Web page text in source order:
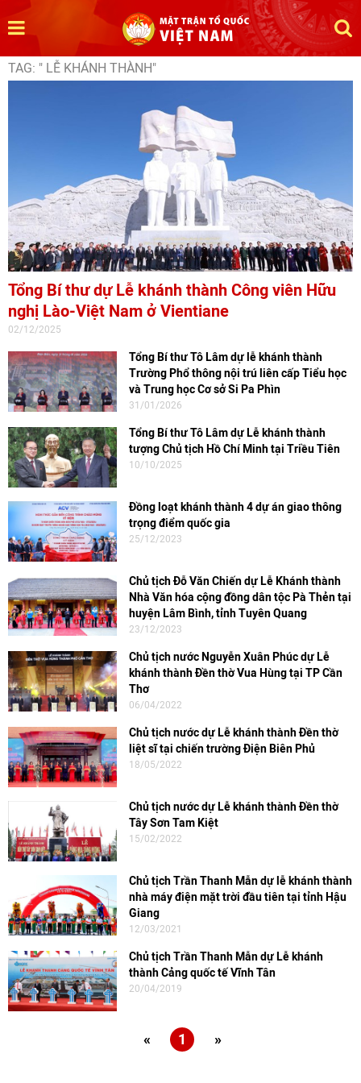
TAG: " LỄ KHÁNH THÀNH"
Tổng Bí thư dự Lễ khánh thành Công viên Hữu
nghị Lào-Việt Nam ở Vientiane
02/12/2025
Tổng Bí thư Tô Lâm dự lễ khánh thành
Trường Phổ thông nội trú liên cấp Tiểu học
và Trung học Cơ sở Si Pa Phìn
31/01/2026
Tổng Bí thư Tô Lâm dự Lễ khánh thành
tượng Chủ tịch Hồ Chí Minh tại Triều Tiên
10/10/2025
Đồng loạt khánh thành 4 dự án giao thông
trọng điểm quốc gia
25/12/2023
Chủ tịch Đỗ Văn Chiến dự Lễ Khánh thành
Nhà Văn hóa cộng đồng dân tộc Pà Thẻn tại
huyện Lâm Bình, tỉnh Tuyên Quang
23/12/2023
Chủ tịch nước Nguyễn Xuân Phúc dự Lễ
khánh thành Đền thờ Vua Hùng tại TP Cần
Thơ
06/04/2022
Chủ tịch nước dự Lễ khánh thành Đền thờ
liệt sĩ tại chiến trường Điện Biên Phủ
18/05/2022
Chủ tịch nước dự Lễ khánh thành Đền thờ
Tây Sơn Tam Kiệt
15/02/2022
Chủ tịch Trần Thanh Mẫn dự lễ khánh thành
nhà máy điện mặt trời đầu tiên tại tỉnh Hậu
Giang
12/03/2021
Chủ tịch Trần Thanh Mẫn dự Lễ khánh
thành Cảng quốc tế Vĩnh Tân
20/04/2019
« 1 »